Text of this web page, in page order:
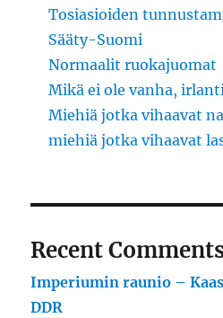
Tosiasioiden
Sääty-Suomi
Normaalit ruokajuomat
Mikä ei ole vanha,
Miehiä jotka vihaavat
miehiä jotka vihaavat
Recent
Imperiumin raunio –
DDR